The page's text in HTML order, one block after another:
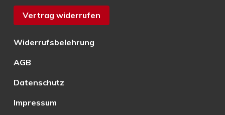
Vertrag widerrufen
Widerrufsbelehrung
AGB
Datenschutz
Impressum